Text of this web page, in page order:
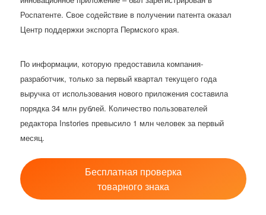
Роспатенте. Свое содействие в получении патента оказал
Центр поддержки экспорта Пермского края.
По информации, которую предоставила компания-
разработчик, только за первый квартал текущего года
выручка от использования нового приложения составила
порядка 34 млн рублей. Количество пользователей
редактора Instories превысило 1 млн человек за первый
месяц.
Бесплатная проверка
товарного знака